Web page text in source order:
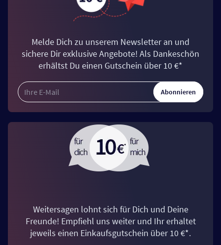
Melde Dich zu unserem Newsletter an und
sichere Dir exklusive Angebote! Als Dankeschön
erhältst Du einen Gutschein über 10 €*
Abonnieren
Weitersagen lohnt sich für Dich und Deine
Freunde! Empfiehl uns weiter und Ihr erhaltet
jeweils einen Einkaufsgutschein über 10 €*.